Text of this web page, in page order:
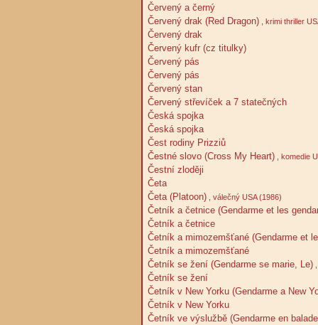
Červený a černý
Červený drak (Red Dragon) , krimi thriller
Červený drak
Červený kufr (cz titulky)
Červený pás
Červený pás
Červený stan
Červený střevíček a 7 statečných
Česká spojka
Česká spojka
Čest rodiny Prizziů
Čestné slovo (Cross My Heart) , komedie
Čestní zloději
Četa
Četa (Platoon) , válečný USA (1986)
Četník a četnice (Gendarme et les
Četník a četnice
Četník a mimozemšťané (Gendarme et
Četník a mimozemšťané
Četník se žení (Gendarme se marie, Le)
Četník se žení
Četník v New Yorku (Gendarme a New
Četník v New Yorku
Četník ve výslužbě (Gendarme en